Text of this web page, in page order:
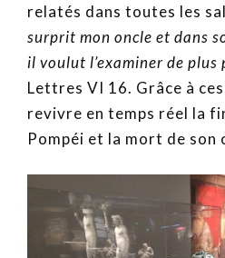
relatés dans toutes les
surprit mon oncle et dans
il voulut l’examiner de plus
Lettres VI 16. Grâce à
revivre en temps réel la
Pompéi et la mort de son